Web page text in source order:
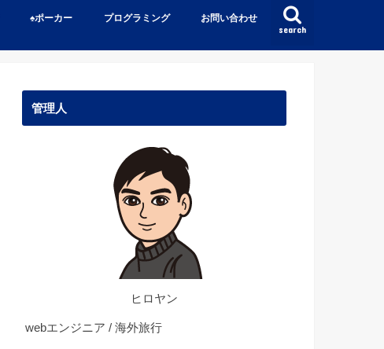
search
♠️ポーカー プログラミング お問い合わせ
管理人
ヒロヤン
webエンジニア / 海外旅行